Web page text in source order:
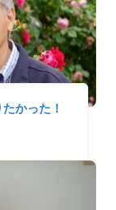
かった！